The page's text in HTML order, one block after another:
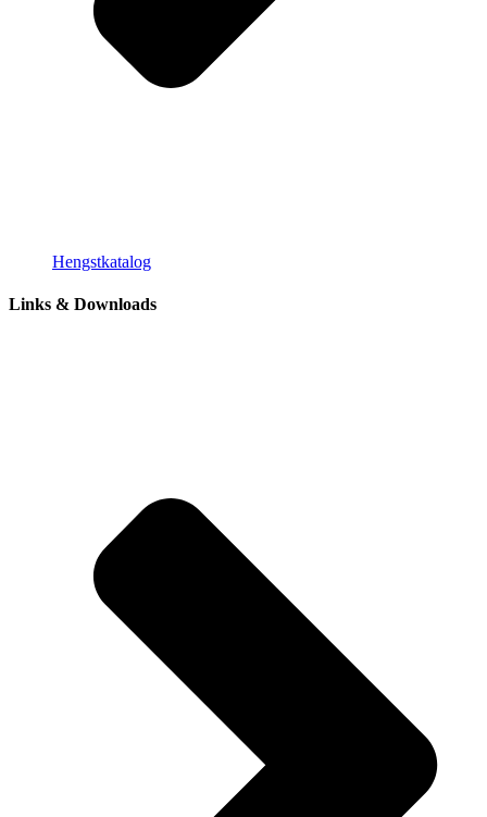
Hengstkatalog
Links & Downloads